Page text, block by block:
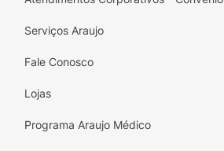
Serviços Araujo
Fale Conosco
Lojas
Programa Araujo Médico